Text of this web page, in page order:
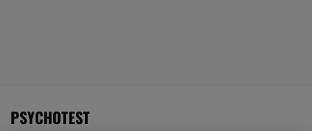
PSYCHOTEST